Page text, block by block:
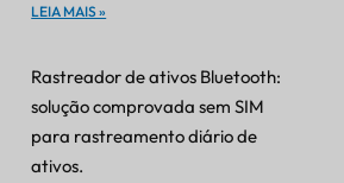
LEIA MAIS »
Rastreador de ativos Bluetooth:
solução comprovada sem SIM
para rastreamento diário de
ativos.